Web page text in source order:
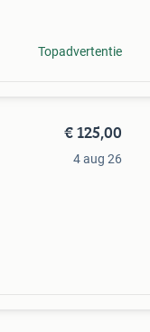
Topadvertentie
€ 125,00
4 aug 26